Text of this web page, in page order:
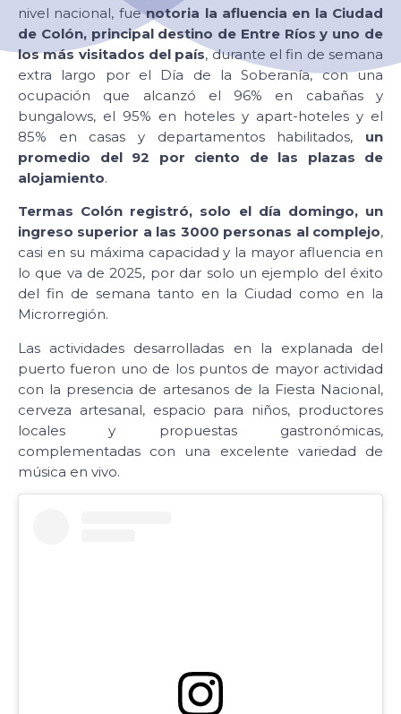
nivel nacional, fuenotoria la afluencia en la Ciudad
de Colón, principal destino de Entre Ríos y uno de
los más visitados del país, durante el fin de semana
extra largo por el Día de la Soberanía, con una
ocupación que alcanzó el 96% en cabañas y
bungalows, el 95% en hoteles y apart-hoteles y el
85% en casas y departamentos habilitados, un
promedio del 92 por ciento de las plazas de
alojamiento.
Termas Colón registró, solo el día domingo, un
ingreso superior a las 3000 personas al complejo,
casi en su máxima capacidad y la mayor afluencia en
lo que va de 2025, por dar solo un ejemplo del éxito
del fin de semana tanto en la Ciudad como en la
Microrregión.
Las actividades desarrolladas en la explanada del
puerto fueron uno de los puntos de mayor actividad
con la presencia de artesanos de la Fiesta Nacional,
cerveza artesanal, espacio para niños, productores
locales y propuestas gastronómicas,
complementadas con una excelente variedad de
música en vivo.